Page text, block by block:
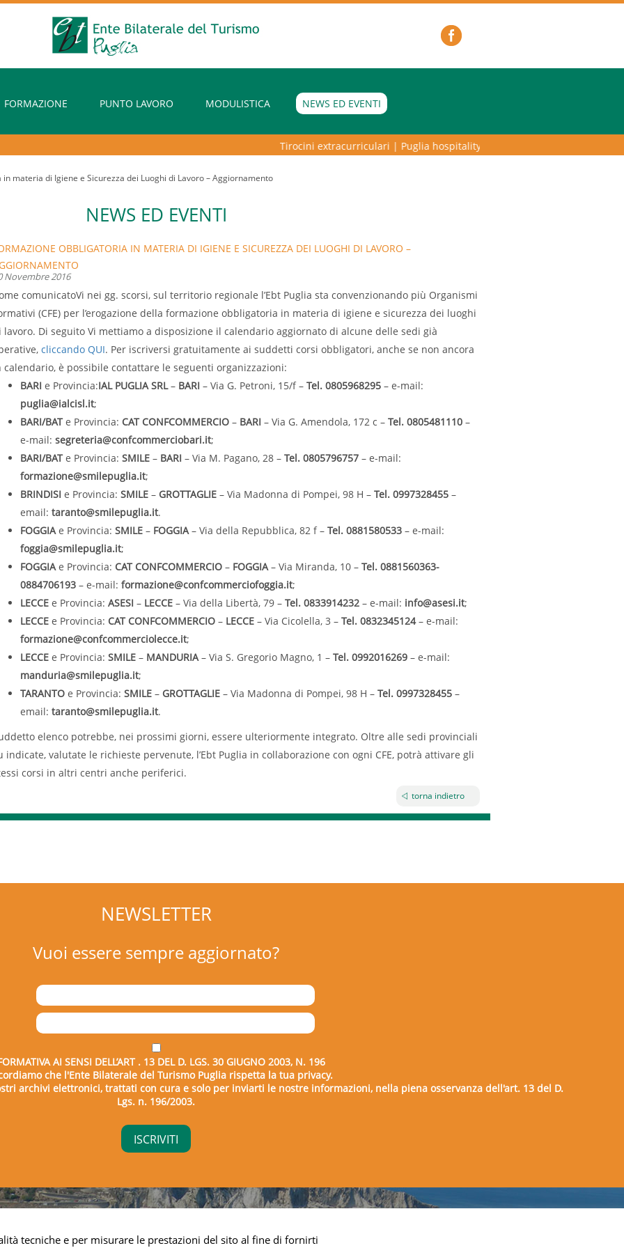
FORMAZIONE PUNTO LAVORO MODULISTICA
NEWS ED EVENTI
Tirocini extracurriculari|Puglia hospitality lab – programma di alta
materia di Igiene e Sicurezza dei Luoghi di Lavoro – Aggiornamento
NEWS ED EVENTI
OBBLIGATORIA IN MATERIA DI IGIENE E SICUREZZA DEI LUOGHI DI LAVORO –
Novembre 2016
comunicatoVi nei gg. scorsi, sul territorio regionale l’Ebt Puglia sta convenzionando più Organismi
(CFE) per l’erogazione della formazione obbligatoria in materia di igiene e sicurezza dei luoghi
lavoro. Di seguito Vi mettiamo a disposizione il calendario aggiornato di alcune delle sedi già
cliccando QUI. Per iscriversi gratuitamente ai suddetti corsi obbligatori, anche se non ancora
calendario, è possibile contattare le seguenti organizzazioni:
BARI e Provincia:IAL PUGLIA SRL– BARI – Via G. Petroni, 15/f – Tel. 0805968295 – e-mail:
puglia@ialcisl.it;
BARI/BATe Provincia: CAT CONFCOMMERCIO – BARI – Via G. Amendola, 172 c – Tel. 0805481110 –
e-mail: segreteria@confcommerciobari.it;
BARI/BATe Provincia: SMILE – BARI – Via M. Pagano, 28 – Tel. 0805796757 – e-mail:
formazione@smilepuglia.it;
BRINDISI e Provincia: SMILE – GROTTAGLIE – Via Madonna di Pompei, 98 H – Tel. 0997328455 –
email: taranto@smilepuglia.it.
FOGGIAe Provincia: SMILE – FOGGIA– Via della Repubblica, 82 f – Tel. 0881580533 – e-mail:
foggia@smilepuglia.it;
FOGGIAe Provincia: CAT CONFCOMMERCIO – FOGGIA– Via Miranda, 10 – Tel. 0881560363-
0884706193 – e-mail: formazione@confcommerciofoggia.it;
LECCE e Provincia: ASESI – LECCE – Via della Libertà, 79 – Tel. 0833914232 – e-mail: info@asesi.it;
LECCE e Provincia: CAT CONFCOMMERCIO – LECCE – Via Cicolella, 3 – Tel. 0832345124– e-mail:
formazione@confcommerciolecce.it;
LECCE e Provincia: SMILE – MANDURIA– Via S. Gregorio Magno, 1 – Tel. 0992016269 – e-mail:
manduria@smilepuglia.it;
TARANTO e Provincia: SMILE – GROTTAGLIE – Via Madonna di Pompei, 98 H – Tel. 0997328455 –
email: taranto@smilepuglia.it.
elenco potrebbe, nei prossimi giorni, essere ulteriormente integrato. Oltre alle sedi provinciali
indicate, valutate le richieste pervenute, l’Ebt Puglia in collaborazione con ogni CFE, potrà attivare gli
corsi in altri centri anche periferici.
torna indietro
NEWSLETTER
Vuoi essere sempre aggiornato?
AI SENSI DELL’ART . 13 DEL D. LGS. 30 GIUGNO 2003, N. 196
che l'Ente Bilaterale del Turismo Puglia rispetta la tua privacy.
archivi elettronici, trattati con cura e solo per inviarti le nostre informazioni, nella piena osservanza dell'art. 13 del D.
Lgs. n. 196/2003.
tecniche e per misurare le prestazioni del sito al fine di fornirti